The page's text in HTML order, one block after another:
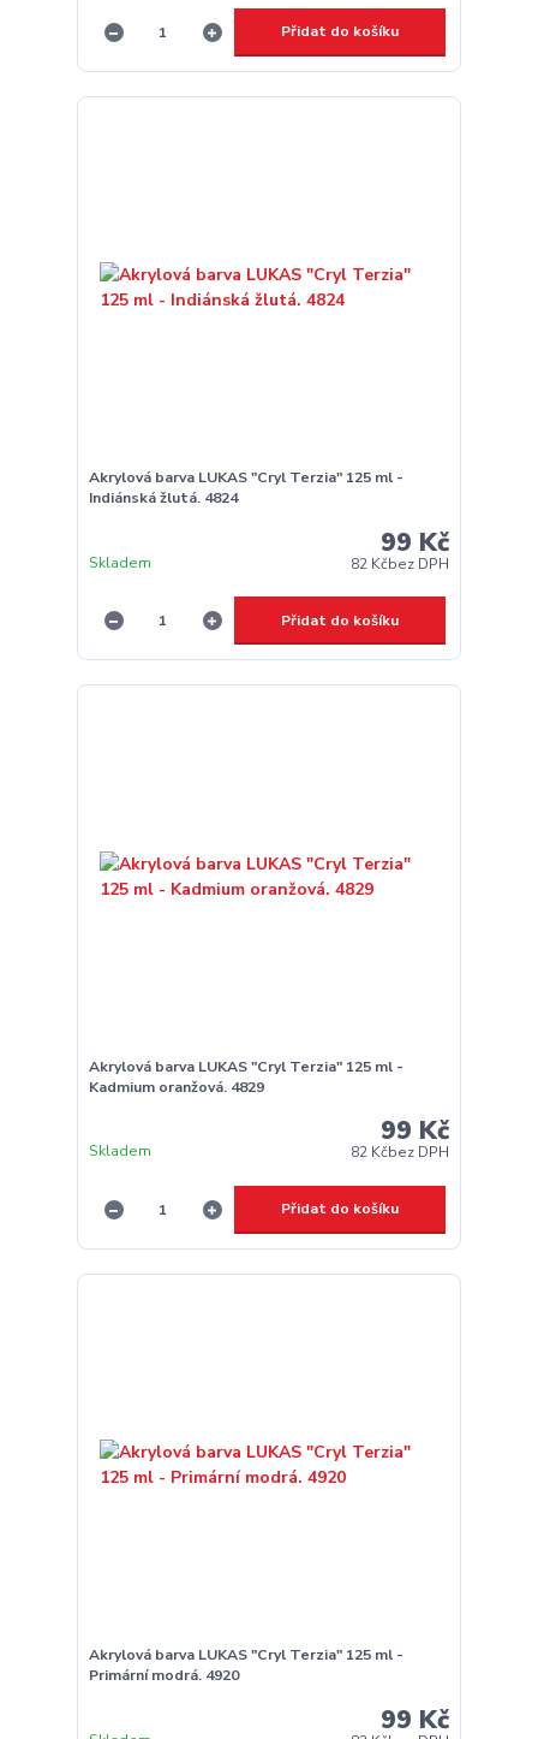
Přidat do košíku
Akrylová barva LUKAS "Cryl Terzia" 125 ml -
Indiánská žlutá. 4824
99 Kč
82 Kčbez DPH
Skladem
Přidat do košíku
Akrylová barva LUKAS "Cryl Terzia" 125 ml -
Kadmium oranžová. 4829
99 Kč
82 Kčbez DPH
Skladem
Přidat do košíku
Akrylová barva LUKAS "Cryl Terzia" 125 ml -
Primární modrá. 4920
99 Kč